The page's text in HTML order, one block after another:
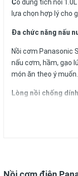
Có dung tích nồi
lựa chọn hợp lý cho
Đa chức năng nấu
Nồi cơm Panasonic
nấu cơm, hầm, gạo
món ăn theo ý muốn.
Lòng nồi chống dính
Lòng nồi hợp kim
tỏa nhiệt dàn đều
Panasonic SR-